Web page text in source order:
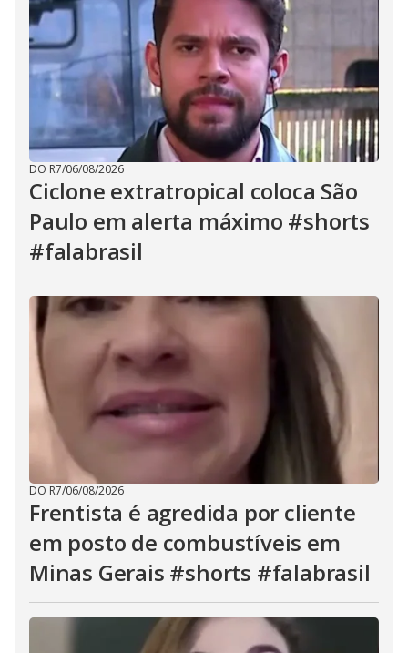
DO R7/06/08/2026
Ciclone extratropical coloca São
Paulo em alerta máximo #shorts
#falabrasil
DO R7/06/08/2026
Frentista é agredida por cliente
em posto de combustíveis em
Minas Gerais #shorts #falabrasil